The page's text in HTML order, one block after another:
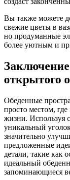
Вы также можете
свежие цветы в
но продуманные
более уютным и
открытого
Обеденные
просто местом,
жизни. Используя
уникальный
значительно
предложенные
детали, такие как
идеальный
запоминающиеся